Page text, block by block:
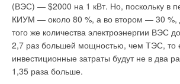
(ВЭС) — $2000 на 1 кВт. Но, поскольку в
КИУМ — около 80 %, а во втором — 30 %,
того же количества электроэнергии ВЭС
2,7 раз большей мощностью, чем ТЭС, то
инвестиционные затраты будут не в два
1,35 раза больше.